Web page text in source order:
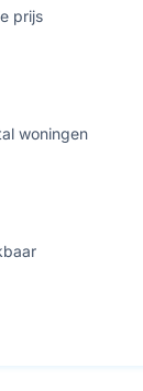
prijs
woningen